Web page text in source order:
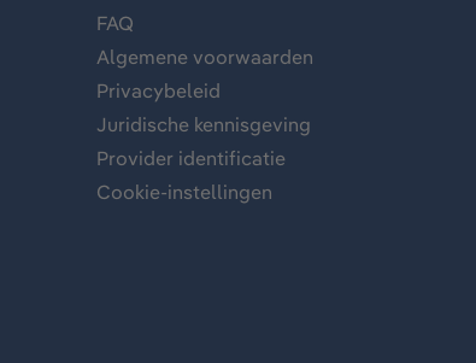
FAQ
Algemene voorwaarden
Privacybeleid
Juridische kennisgeving
Provider identificatie
Cookie-instellingen